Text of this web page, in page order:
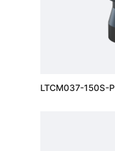
LTCM037-150S-P